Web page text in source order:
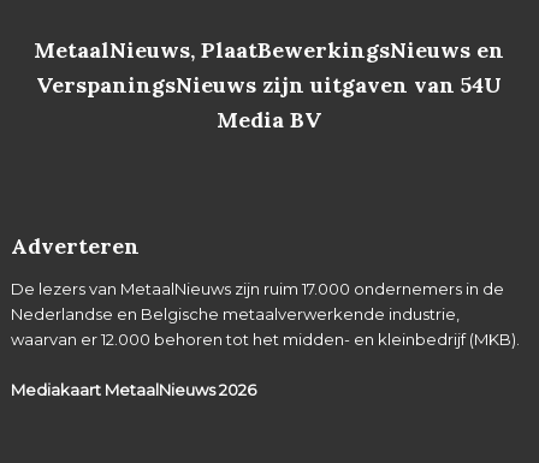
MetaalNieuws, PlaatBewerkingsNieuws en
VerspaningsNieuws zijn uitgaven van 54U
Media BV
Adverteren
De lezers van MetaalNieuws zijn ruim 17.000 ondernemers in de
Nederlandse en Belgische metaalverwerkende industrie,
waarvan er 12.000 behoren tot het midden- en kleinbedrijf (MKB).
Mediakaart MetaalNieuws2026